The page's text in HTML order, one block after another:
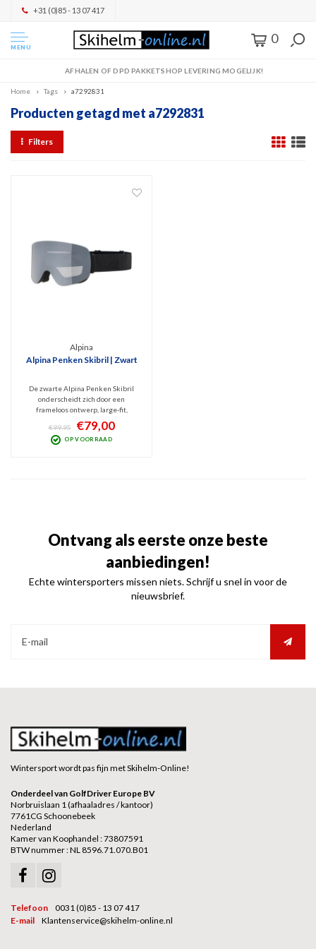
+31 (0)85 - 13 07 417
MENU
0
AFHALEN OF DPD PAKKETSHOP LEVERING MOGELIJK!
Home Tags a7292831
Producten getagd met a7292831
Filters
Alpina
Alpina Penken Skibril | Zwart
De zwarte Alpina Penken Skibril
onderscheidt zich door een
frameloos ontwerp, large-fit,
cilindrische vorm, frameventilatie en
categorie 3 spiegellens. Dit model
biedt goed zicht bij zonnig weer en
€99,95 €79,00
OP VOORRAAD
Ontvang als eerste onze beste
aanbiedingen!
Echte wintersporters missen niets. Schrijf u snel in voor de
nieuwsbrief.
Wintersport wordt pas fijn met Skihelm-Online!
Onderdeel van GolfDriver Europe BV
Norbruislaan 1 (afhaaladres / kantoor)
7761CG Schoonebeek
Nederland
Kamer van Koophandel : 73807591
BTW nummer : NL 8596.71.070.B01
Telefoon
0031 (0)85 - 13 07 417
E-mail
Klantenservice@skihelm-online.nl